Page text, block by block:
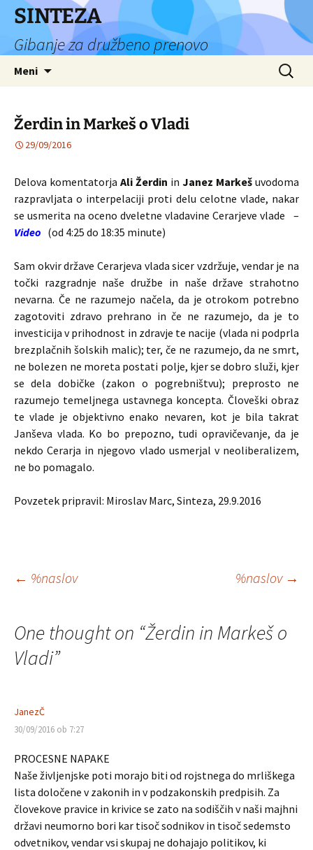
Preskoči
vsebino
SINTEZA
Gibanje za družbeno prenovo
Meni Išči:
Žerdin in Markeš o Vladi
29/09/2016
Delova komentatorja Ali Žerdin in Janez Markeš uvodoma
razpravljata o interpelaciji proti delu celotne vlade, nakar
se usmerita na oceno dveletne vladavine Cerarjeve vlade –
Video (od 4:25 do 18:35 minute)
Sam okvir države Cerarjeva vlada sicer vzdržuje, vendar je na
točki razgradnje naše družbe in naše države strahotno
nevarna. Če ne razumejo načela, da je otrokom potrebno
zagotoviti zdravo prehrano in če ne razumejo, da je to
investicija v prihodnost in zdravje te nacije (vlada ni podprla
brezplačnih šolskih malic); ter, če ne razumejo, da ne smrt,
ne bolezen ne moreta postati polje, kjer se dobro služi, kjer
se dela dobičke (zakon o pogrebništvu); preprosto ne
razumejo temeljnega ustavnega koncepta. Človeški obraz
te vlade je objektivno enako nevaren, kot je bila takrat
Janševa vlada. Ko bo prepozno, tudi opravičevanje, da je
nekdo Cerarja in njegovo vlado usmerjal v neoliberalizem,
ne bo pomagalo.
Povzetek pripravil: Miroslav Marc, Sinteza, 29.9.2016
Krmarjenje
prispevkih
← %naslov %naslov →
One thought on “Žerdin in Markeš o
Vladi”
JanezČ
30/09/2016 ob 7:27
PROCESNE NAPAKE
Naše življenjske poti morajo biti od rojstnega do mrliškega
lista določene v zakonih in v podzakonskih predpisih. Za
človekove pravice in krivice se zato na sodiščih v naši majhni
državi neumorno bori kar tisoč sodnikov in tisoč sedemsto
odvetnikov, vendar vsi skupaj ne dohajajo politikov, ki